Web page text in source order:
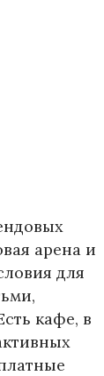
арена и
для
кафе, в